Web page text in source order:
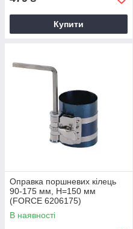
Купити
Оправка поршневих кілець
90-175 мм, Н=150 мм
(FORCE 6206175)
В наявності